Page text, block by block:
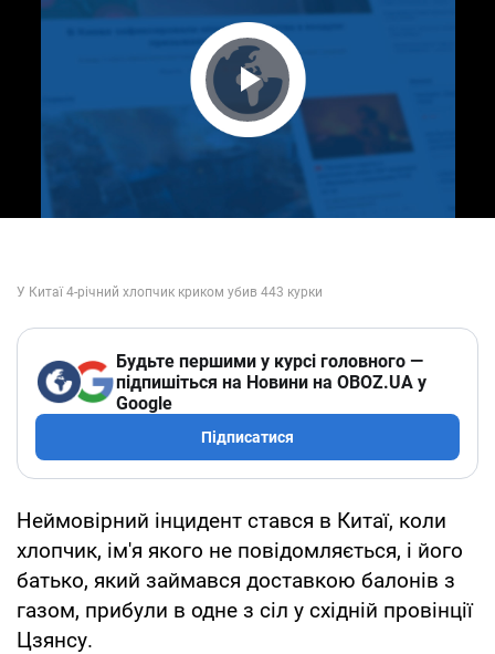
Play Video
Будьте першими у курсі головного —
підпишіться на Новини на OBOZ.UA у
Google
Підписатися
Неймовірний інцидент стався в Китаї, коли
хлопчик, ім'я якого не повідомляється, і його
батько, який займався доставкою балонів з
газом, прибули в одне з сіл у східній провінції
Цзянсу.